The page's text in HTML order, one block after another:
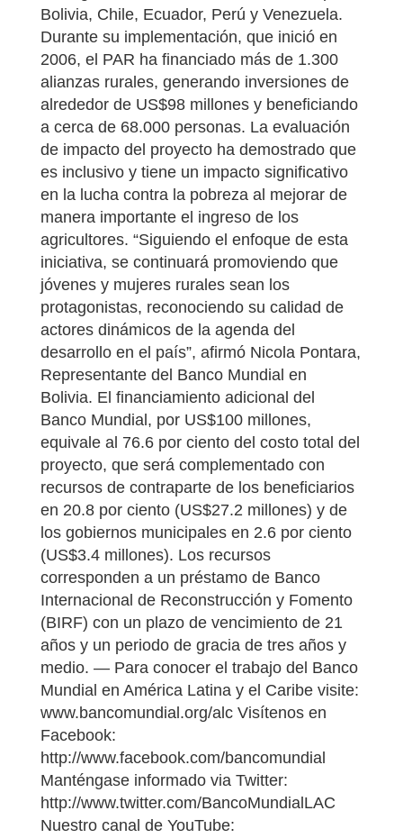
Bolivia, Chile, Ecuador, Perú y Venezuela.
Durante su implementación, que inició en
2006, el PAR ha financiado más de 1.300
alianzas rurales, generando inversiones de
alrededor de US$98 millones y beneficiando
a cerca de 68.000 personas. La evaluación
de impacto del proyecto ha demostrado que
es inclusivo y tiene un impacto significativo
en la lucha contra la pobreza al mejorar de
manera importante el ingreso de los
agricultores. “Siguiendo el enfoque de esta
iniciativa, se continuará promoviendo que
jóvenes y mujeres rurales sean los
protagonistas, reconociendo su calidad de
actores dinámicos de la agenda del
desarrollo en el país”, afirmó Nicola Pontara,
Representante del Banco Mundial en
Bolivia. El financiamiento adicional del
Banco Mundial, por US$100 millones,
equivale al 76.6 por ciento del costo total del
proyecto, que será complementado con
recursos de contraparte de los beneficiarios
en 20.8 por ciento (US$27.2 millones) y de
los gobiernos municipales en 2.6 por ciento
(US$3.4 millones). Los recursos
corresponden a un préstamo de Banco
Internacional de Reconstrucción y Fomento
(BIRF) con un plazo de vencimiento de 21
años y un periodo de gracia de tres años y
medio. — Para conocer el trabajo del Banco
Mundial en América Latina y el Caribe visite:
www.bancomundial.org/alc Visítenos en
Facebook:
http://www.facebook.com/bancomundial
Manténgase informado via Twitter:
http://www.twitter.com/BancoMundialLAC
Nuestro canal de YouTube: